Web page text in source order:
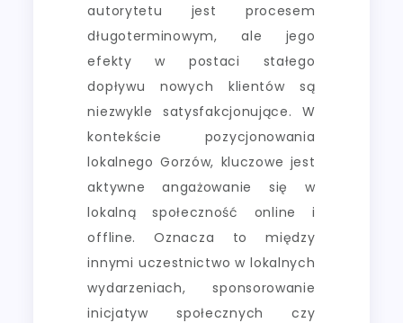
autorytetu jest procesem
długoterminowym, ale jego
efekty w postaci stałego
dopływu nowych klientów są
niezwykle satysfakcjonujące. W
kontekście pozycjonowania
lokalnego Gorzów, kluczowe jest
aktywne angażowanie się w
lokalną społeczność online i
offline. Oznacza to między
innymi uczestnictwo w lokalnych
wydarzeniach, sponsorowanie
inicjatyw społecznych czy